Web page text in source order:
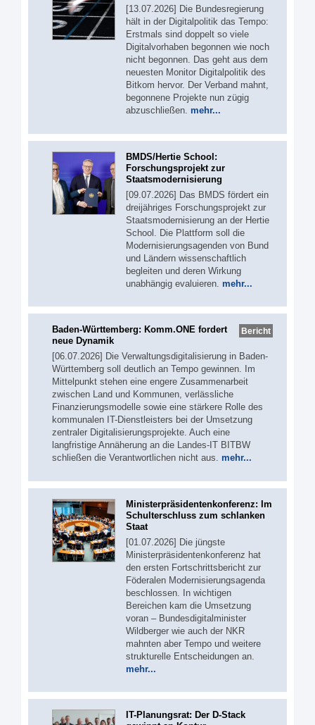
[13.07.2026] Die Bundesregierung
hält in der Digitalpolitik das Tempo:
Erstmals sind doppelt so viele
Digitalvorhaben begonnen wie noch
nicht begonnen. Das geht aus dem
neuesten Monitor Digitalpolitik des
Bitkom hervor. Der Verband mahnt,
begonnene Projekte nun zügig
abzuschließen. mehr...
BMDS/Hertie School:
Forschungsprojekt zur
Staatsmodernisierung
[09.07.2026] Das BMDS fördert ein
dreijähriges Forschungsprojekt zur
Staatsmodernisierung an der Hertie
School. Die Plattform soll die
Modernisierungsagenden von Bund
und Ländern wissenschaftlich
begleiten und deren Wirkung
unabhängig evaluieren. mehr...
Bericht
Baden-Württemberg: Komm.ONE fordert
neue Dynamik
[06.07.2026] Die Verwaltungsdigitalisierung in Baden-
Württemberg soll deutlich an Tempo gewinnen. Im
Mittelpunkt stehen eine engere Zusammenarbeit
zwischen Land und Kommunen, verlässliche
Finanzierungsmodelle sowie eine stärkere Rolle des
kommunalen IT-Dienstleisters bei der Umsetzung
zentraler Digitalisierungsprojekte. Auch eine
langfristige Annäherung an die Landes-IT BITBW
schließen die Verantwortlichen nicht aus. mehr...
Ministerpräsidentenkonferenz: Im
Schulterschluss zum schlanken
Staat
[01.07.2026] Die jüngste
Ministerpräsidentenkonferenz hat
den ersten Fortschrittsbericht zur
Föderalen Modernisierungsagenda
beschlossen. In wichtigen
Bereichen kam die Umsetzung
voran – Bundesdigitalminister
Wildberger wie auch der NKR
mahnten aber Tempo und weitere
strukturelle Entscheidungen an.
mehr...
IT-Planungsrat: Der D-Stack